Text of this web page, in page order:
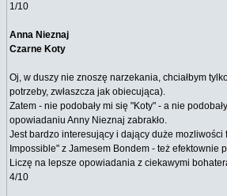
1/10
Anna Nieznaj
Czarne Koty
Oj, w duszy nie znoszę narzekania, chciałbym
potrzeby, zwłaszcza jak obiecująca).
Zatem - nie podobały mi się "Koty" - a nie
opowiadaniu Anny Nieznaj zabrakło.
Jest bardzo interesujący i dający duże mozliwości
Impossible" z Jamesem Bondem - też efektownie
Liczę na lepsze opowiadania z ciekawymi
4/10